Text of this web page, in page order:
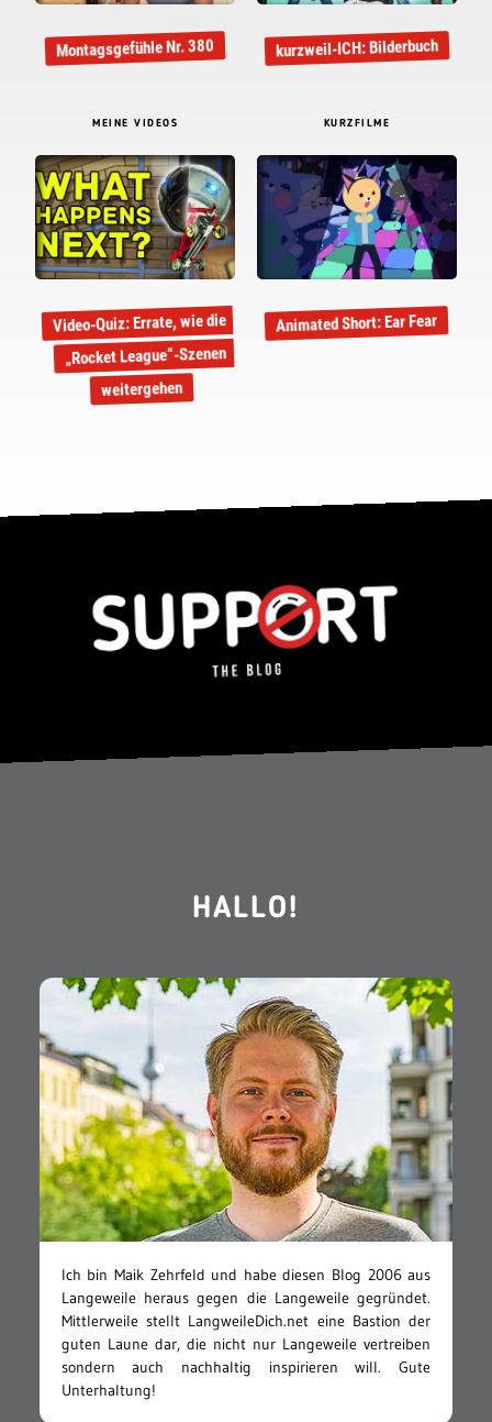
Montagsgefühle Nr. 380 kurzweil-ICH: Bilderbuch
MEINE VIDEOS
Video-Quiz: Errate, wie die
„Rocket League“-Szenen
weitergehen
KURZFILME
Animated Short: Ear Fear
HALLO!
Ich bin Maik Zehrfeld und habe diesen Blog 2006 aus
Langeweile heraus gegen die Langeweile gegründet.
Mittlerweile stellt LangweileDich.net eine Bastion der
guten Laune dar, die nicht nur Langeweile vertreiben
sondern auch nachhaltig inspirieren will. Gute
Unterhaltung!